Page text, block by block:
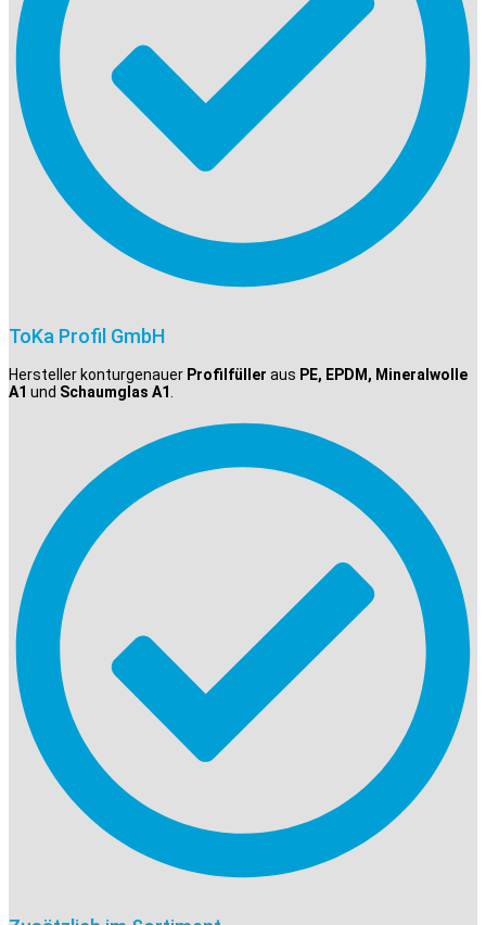
ToKa Profil GmbH
Hersteller konturgenauer Profilfüller aus PE, EPDM, Mineralwolle
A1 und Schaumglas A1.